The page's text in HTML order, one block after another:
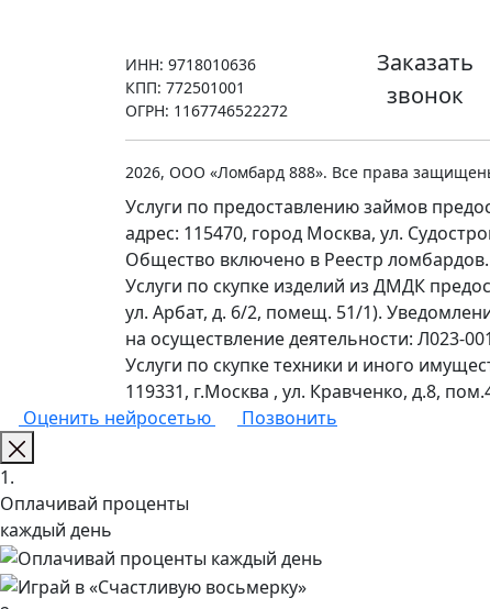
ИНН: 9718010636
КПП: 772501001
ОГРН: 1167746522272
Заказать
звонок
2026, ООО «Ломбард 888». Все права
Услуги по предоставлению займов
адрес: 115470, город Москва, ул.
Общество включено в Реестр ломбардов.
Услуги по скупке изделий из ДМДК
ул. Арбат, д. 6/2, помещ. 51/1).
на осуществление деятельности: Л023-
Услуги по скупке техники и иного
119331, г.Москва , ул. Кравченко, д.8,
Оценить нейросетью
Позвонить
1.
Оплачивай проценты
каждый день